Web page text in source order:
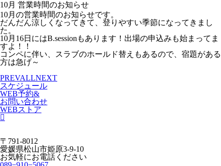
10月 営業時間のお知らせ
10月の営業時間のお知らせです。
だんだん涼しくなってきて、登りやすい季節になってきまし
た。
10月16日にはB.sessionもあります！出場の申込みも始まってま
すよ！！
コンペに伴い、スラブのホールド替えもあるので、宿題がある
方は急げ～
PREVALLNEXT
スケジュール
WEB予約&
お問い合わせ
WEBストア
〒791-8012
愛媛県松山市姫原3-9-10
お気軽にお電話ください